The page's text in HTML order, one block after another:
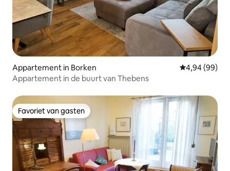
Appartement in Borken Gemiddelde
4,94 (99)
Appartement in de buurt van Thebens
Favoriet van gasten
Favoriet van gasten